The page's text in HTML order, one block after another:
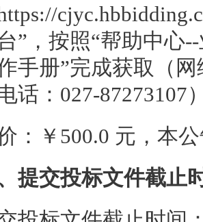
https://
”，按照“帮助中心
手册”完成获取（
话：027-87273107
：￥500.0 元，本
提交投标文件截止